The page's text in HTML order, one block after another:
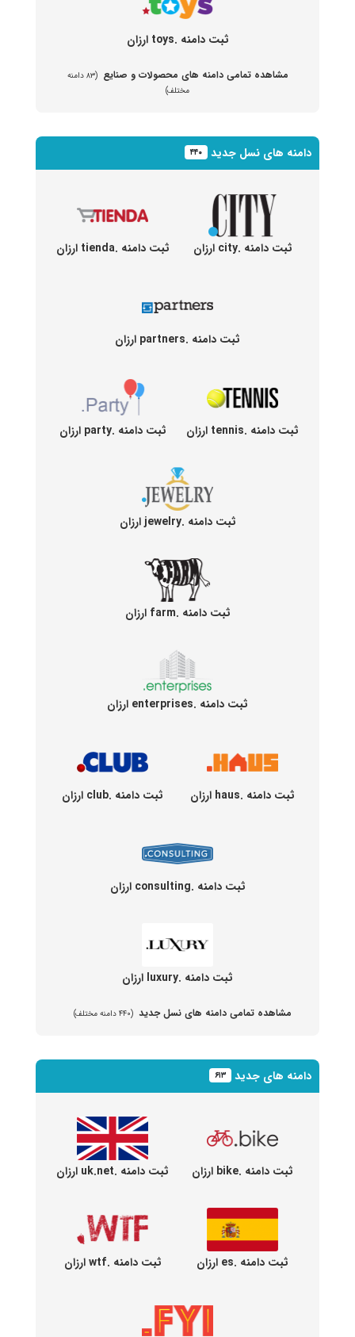
ثبت دامنه .toys ارزان
مشاهده تمامی دامنه های محصولات و صنایع
(۸۳ دامنه
مختلف)
دامنه های نسل جدید ۴۴۰
ثبت دامنه .city ارزان ثبت دامنه .tienda ارزان
ثبت دامنه .partners ارزان
ثبت دامنه .tennis ارزان ثبت دامنه .party ارزان
ثبت دامنه .jewelry ارزان
ثبت دامنه .farm ارزان
ثبت دامنه .enterprises ارزان
ثبت دامنه .haus ارزان ثبت دامنه .club ارزان
ثبت دامنه .consulting ارزان
ثبت دامنه .luxury ارزان
مشاهده تمامی دامنه های نسل جدید (۴۴۰ دامنه مختلف)
دامنه های جدید ۶۱۳
ثبت دامنه .bike ارزان ثبت دامنه .uk.net ارزان
ثبت دامنه .es ارزان ثبت دامنه .wtf ارزان